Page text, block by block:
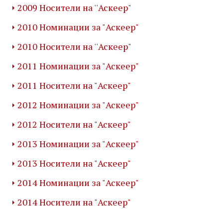
2009 Носители на ''Аскеер"
2010 Номинации за "Аскеер"
2010 Носители на ''Аскеер"
2011 Номинации за "Аскеер"
2011 Носители на "Аскеер"
2012 Номинации за "Аскеер"
2012 Носители на "Аскеер"
2013 Номинации за "Аскеер"
2013 Носители на "Аскеер"
2014 Номинации за "Аскеер"
2014 Носители на "Аскеер"